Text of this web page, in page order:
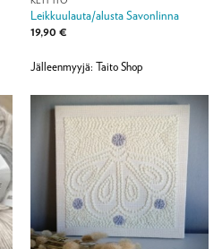
Leikkuulauta/alusta Savonlinna
19,90 €
Jälleenmyyjä: Taito Shop